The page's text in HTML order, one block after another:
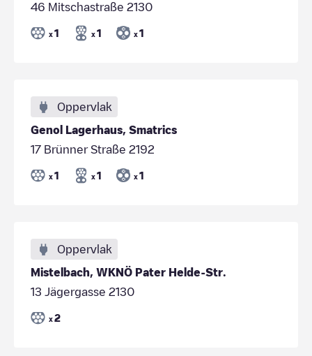
46 Mitschastraße 2130
x 1 x 1 x 1
Oppervlak
Genol Lagerhaus, Smatrics
17 Brünner Straße 2192
x 1 x 1 x 1
Oppervlak
Mistelbach, WKNÖ Pater Helde-Str.
13 Jägergasse 2130
x 2